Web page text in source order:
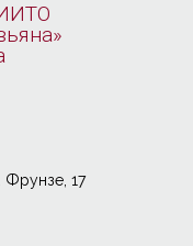
Фрунзе, 17